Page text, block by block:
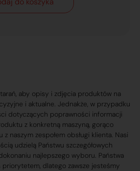
aby opisy i zdjęcia produktów na
i aktualne. Jednakże, w przypadku
dotyczących poprawności informacji
z konkretną maszyną, gorąco
naszym zespołem obsługi klienta. Nasi
udzielą Państwu szczegółowych
najlepszego wyboru. Państwa
dlatego zawsze jesteśmy